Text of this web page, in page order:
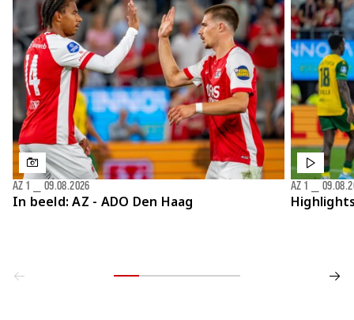
In beeld: AZ - ADO Den Haag
AZ 1 09.08.2026 AZ 1